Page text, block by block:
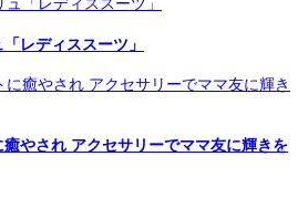
レディススーツ」
やされ アクセサリーでママ友に輝きを